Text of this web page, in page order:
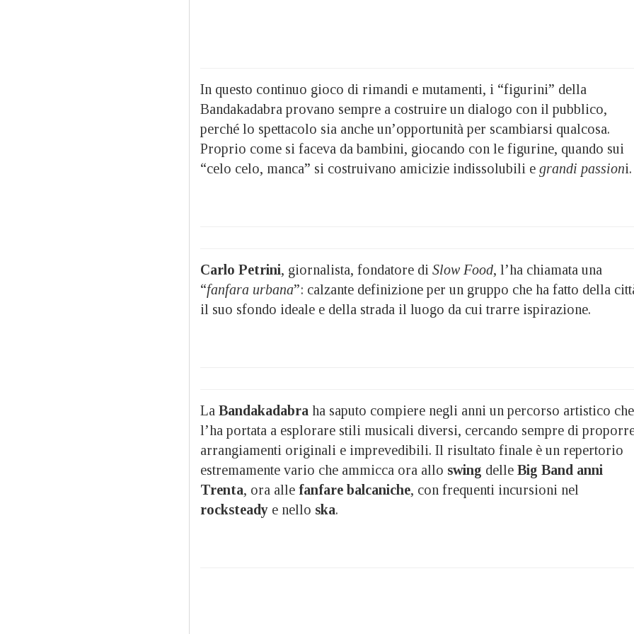
In questo continuo gioco di rimandi e mutamenti, i “figurini” della
Bandakadabra provano sempre a costruire un dialogo con il pubblico,
perché lo spettacolo sia anche un’opportunità per scambiarsi qualcosa.
Proprio come si faceva da bambini, giocando con le figurine, quando sui
“celo celo, manca” si costruivano amicizie indissolubili e grandi passioni.
Carlo Petrini, giornalista, fondatore di Slow Food, l’ha chiamata una
“fanfara urbana”: calzante definizione per un gruppo che ha fatto della
il suo sfondo ideale e della strada il luogo da cui trarre ispirazione.
La Bandakadabra ha saputo compiere negli anni un percorso artistico che
l’ha portata a esplorare stili musicali diversi, cercando sempre di
arrangiamenti originali e imprevedibili. Il risultato finale è un repertorio
estremamente vario che ammicca ora allo swing delle Big Band anni
Trenta, ora alle fanfare balcaniche, con frequenti incursioni nel
rocksteady e nello ska.